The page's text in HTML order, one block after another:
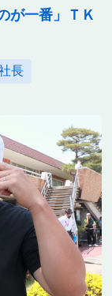
が一番」ＴＫ
長